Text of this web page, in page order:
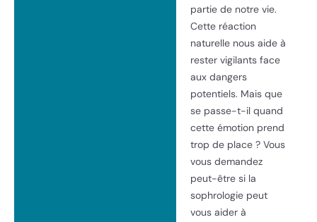
partie de notre vie.
Cette réaction
naturelle nous aide à
rester vigilants face
aux dangers
potentiels. Mais que
se passe-t-il quand
cette émotion prend
trop de place ? Vous
vous demandez
peut-être si la
sophrologie peut
vous aider à